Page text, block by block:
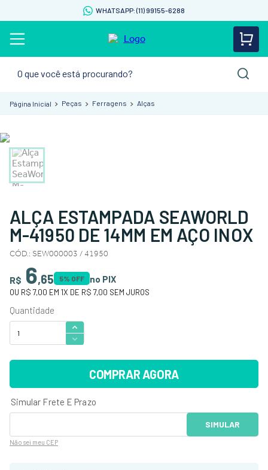
WHATSAPP: (11) 99155-6288
Peças Ferragens Alças
ALÇA ESTAMPADA SEAWORLD
M-41950 DE 14MM EM AÇO INOX
CÓD.: SEW000003 / 41950
R$ 6,65 5% OFF no PIX
OU R$ 7,00 EM 1X DE R$ 7,00 SEM JUROS
COMPRAR AGORA
Não sei meu CEP